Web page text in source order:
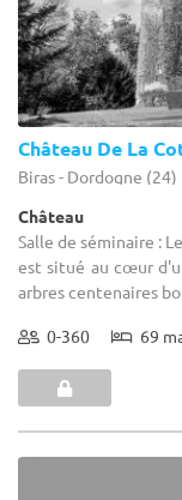
Château De La
Biras - Dordogne (24)
Château
Salle de séminaire :
est situé au cœur
arbres centenaires
0-360 69